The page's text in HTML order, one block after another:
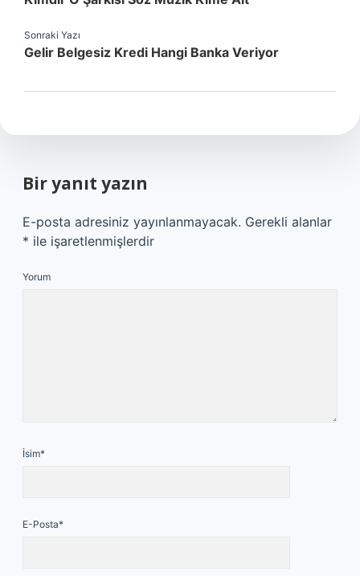
Sonraki Yazı
Gelir Belgesiz Kredi Hangi Banka Veriyor
Bir yanıt yazın
E-posta adresiniz yayınlanmayacak. Gerekli alanlar
* ile işaretlenmişlerdir
Yorum
İsim*
E-Posta*